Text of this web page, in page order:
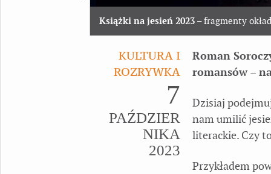
Książki na jesień 2023 – fragmenty
KULTURA I
ROZRYWKA
7
PAŹDZIER
NIKA
2023
Roman
romansów –
Dzisiaj
nam umilić
literackie. Czy
Przykładem